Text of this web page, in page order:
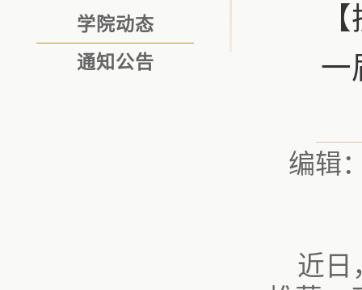
学院动态
通知公告
一
编辑
近日